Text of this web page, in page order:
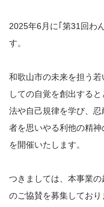
2025年6月に｢第31回わ
す。
和歌山市の未来を担う
しての自覚を創出する
法や自己規律を学び、
者を思いやる利他の精
を開催いたします。
つきましては、本事業
のご協賛を募集しており